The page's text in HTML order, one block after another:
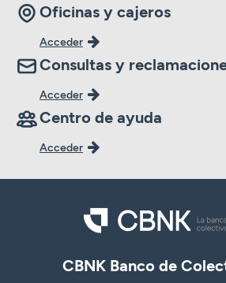
Oficinas y cajeros
Acceder
Consultas y
Acceder
Centro de ayuda
Acceder
CBNK Banco de